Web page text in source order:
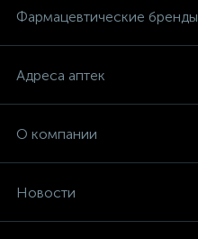
Фармацевтические бренды
Адреса аптек
О компании
Новости